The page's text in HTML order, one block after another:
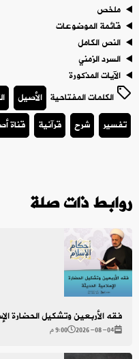
ملخص
قائمة الموضوعات
النص الكامل
السرد الزمني
الآيات المذكورة
الكلمات المفتاحية الأصيل
تفسير
شرح قرآنية قناة
روابط ذات صلة
فقه الأربعين وتشكيل الحضارة
2026-08-04 9:00 م